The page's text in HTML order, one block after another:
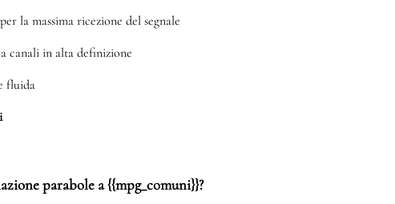
la massima ricezione del segnale
canali in alta definizione
fluida
parabole a {{mpg_comuni}}?